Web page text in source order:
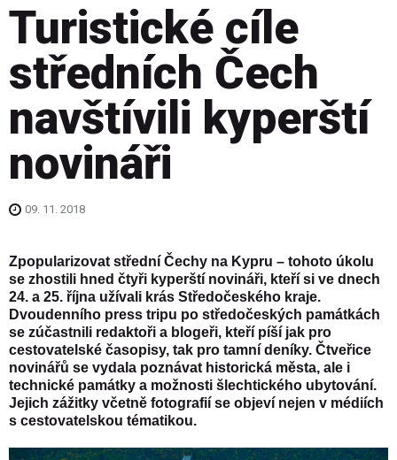
Turistické cíle
středních Čech
navštívili kyperští
novináři
09. 11. 2018
Zpopularizovat střední Čechy na Kypru – tohoto úkolu
se zhostili hned čtyři kyperští novináři, kteří si ve dnech
24. a 25. října užívali krás Středočeského kraje.
Dvoudenního press tripu po středočeských památkách
se zúčastnili redaktoři a blogeři, kteří píší jak pro
cestovatelské časopisy, tak pro tamní deníky. Čtveřice
novinářů se vydala poznávat historická města, ale i
technické památky a možnosti šlechtického ubytování.
Jejich zážitky včetně fotografií se objeví nejen v médiích
s cestovatelskou tématikou.